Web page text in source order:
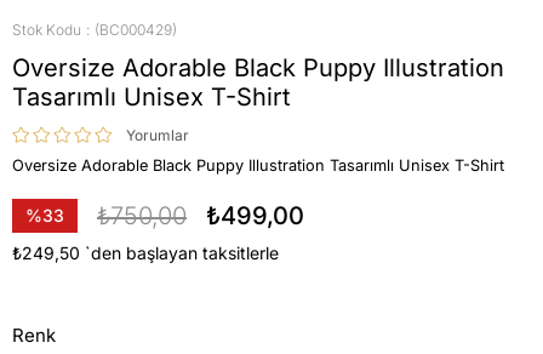
Stok Kodu (BC000429)
Oversize Adorable Black Puppy Illustration
Tasarımlı Unisex T-Shirt
Yorumlar
Oversize Adorable Black Puppy Illustration Tasarımlı Unisex T-Shirt
%33
İndirim
₺750,00 ₺499,00
₺249,50 `den başlayan taksitlerle
Renk